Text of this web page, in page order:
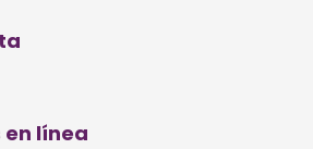
en línea